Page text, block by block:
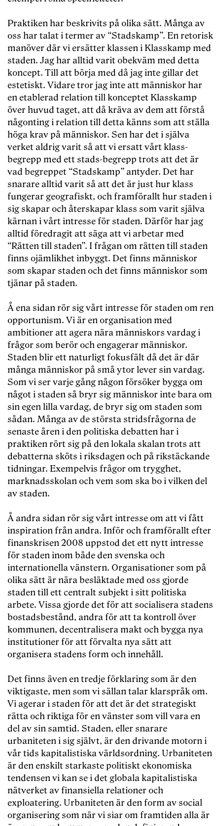
Praktiken har beskrivits på olika sätt. Många av
oss har talat i termer av “Stadskamp”. En retorisk
manöver där vi ersätter klassen i Klasskamp med
staden. Jag har alltid varit obekväm med detta
koncept. Till att börja med då jag inte gillar det
estetiskt. Vidare tror jag inte att människor har
en etablerad relation till konceptet Klasskamp
över huvud taget, att då kräva av dem att förstå
någonting i relation till detta känns som att ställa
höga krav på människor. Sen har det i själva
verket aldrig varit så att vi ersatt vårt klass-
begrepp med ett stads-begrepp trots att det är
vad begreppet “Stadskamp” antyder. Det har
snarare alltid varit så att det är just hur klass
fungerar geografiskt, och framförallt hur staden i
sig skapar och återskapar klass som varit själva
kärnan i vårt intresse för staden. Därför har jag
alltid föredragit att säga att vi arbetar med
“Rätten till staden”. I frågan om rätten till staden
finns ojämlikhet inbyggt. Det finns människor
som skapar staden och det finns människor som
tjänar på staden.
Å ena sidan rör sig vårt intresse för staden om ren
opportunism. Vi är en organisation med
ambitioner att agera nära människors vardag i
frågor som berör och engagerar människor.
Staden blir ett naturligt fokusfält då det är där
många människor på små ytor lever sin vardag.
Som vi ser varje gång någon försöker bygga om
något i staden så bryr sig människor inte bara om
sin egen lilla vardag, de bryr sig om staden som
sådan. Många av de största stridsfrågorna de
senaste åren i den politiska debatten har i
praktiken rört sig på den lokala skalan trots att
debatterna sköts i riksdagen och på rikstäckande
tidningar. Exempelvis frågor om trygghet,
marknadsskolan och vem som ska bo i vilken del
av staden.
Å andra sidan rör sig vårt intresse om att vi fått
inspiration från andra. Inför och framförallt efter
finanskrisen 2008 uppstod det ett nytt intresse
för staden inom både den svenska och
internationella vänstern. Organisationer som på
olika sätt är nära besläktade med oss gjorde
staden till ett centralt subjekt i sitt politiska
arbete. Vissa gjorde det för att socialisera stadens
bostadsbestånd, andra för att ta kontroll över
kommunen, decentralisera makt och bygga nya
institutioner för att förvalta nya sätt att
organisera stadens form och innehåll.
Det finns även en tredje förklaring som är den
viktigaste, men som vi sällan talar klarspråk om.
Vi agerar i staden för att det är det strategiskt
rätta och riktiga för en vänster som vill vara en
del av sin samtid. Staden, eller snarare
urbaniteten i sig självt, är den drivande motorn i
vår tids kapitalistiska världsordning. Urbaniteten
är den enskilt starkaste politiskt ekonomiska
tendensen vi kan se i det globala kapitalistiska
nätverket av finansiella relationer och
exploatering. Urbaniteten är den form av social
organisering som när vi siar om framtiden alla är